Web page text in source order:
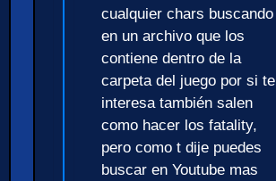
cualquier chars buscando
en un archivo que los
contiene dentro de la
carpeta del juego por si te
interesa también salen
como hacer los fatality,
pero como t dije puedes
buscar en Youtube mas